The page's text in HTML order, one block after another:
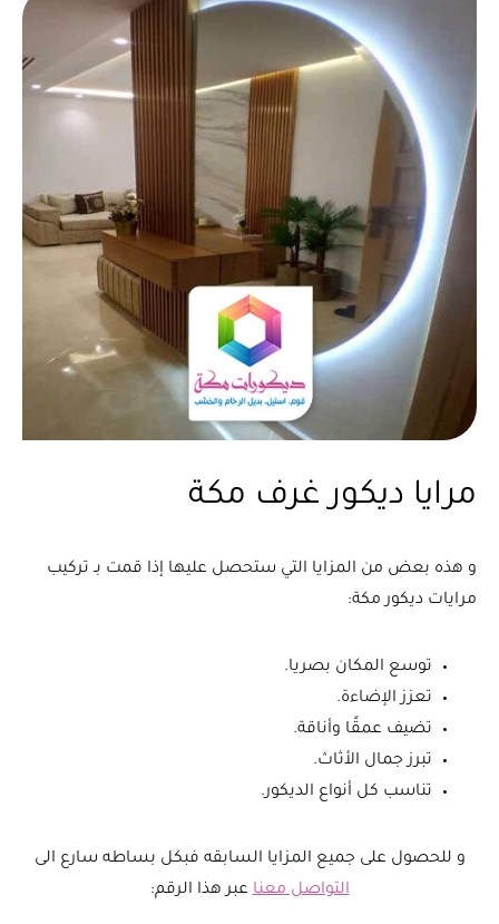
مرايا ديكور غرف مكة
و هذه بعض من المزايا التي ستحصل عليها إذا قمت بـ تركيب
مرايات ديكور مكة:
توسع المكان بصريا.
تعزز الإضاءة.
تضيف عمقًا وأناقة.
تبرز جمال الأثاث.
تناسب كل أنواع الديكور.
و للحصول على جميع المزايا السابقه فبكل بساطه سارع الى
التواصل معناعبر هذا الرقم: